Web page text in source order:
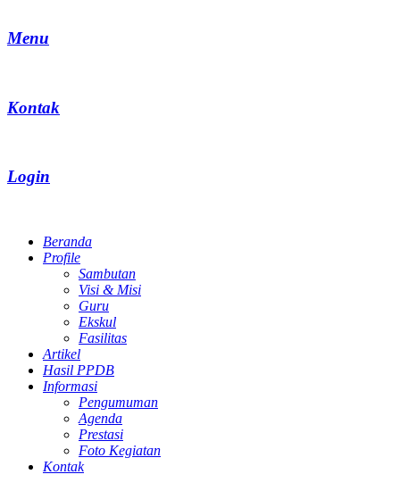
Menu
Kontak
Login
Beranda
Profile
Sambutan
Visi & Misi
Guru
Ekskul
Fasilitas
Artikel
Hasil PPDB
Informasi
Pengumuman
Agenda
Prestasi
Foto Kegiatan
Kontak